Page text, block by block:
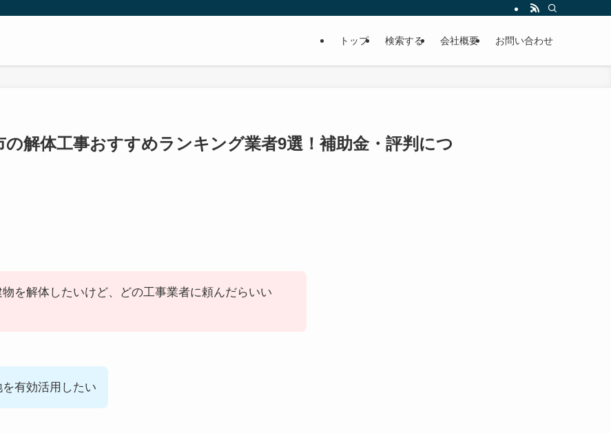
トップ 検索する 会社概要 お問い合わせ
の解体工事おすすめランキング業者9選！補助金・評判につ
を解体したいけど、どの工事業者に頼んだらいい
有効活用したい